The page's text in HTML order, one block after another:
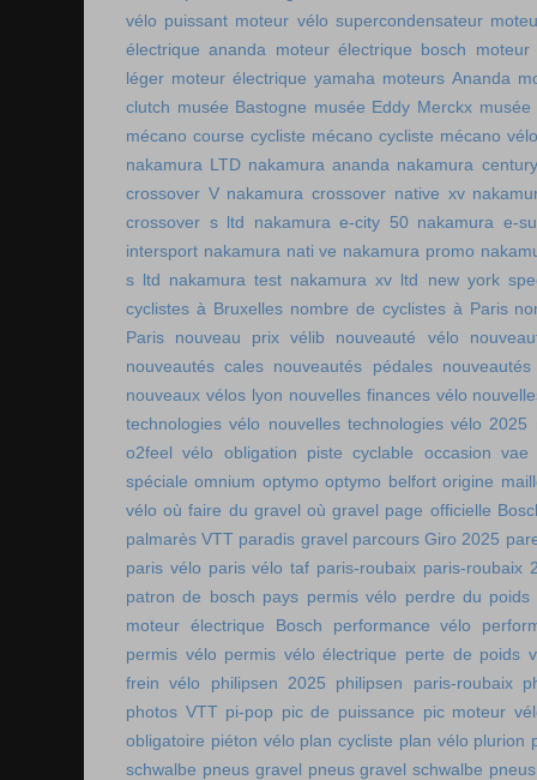
vélo puissant moteur vélo supercondensateur
électrique ananda
moteur électrique bosch
moteur
léger moteur électrique yamaha moteurs Ananda
clutch musée Bastogne musée Eddy Merckx
mécano course cycliste mécano cycliste mécano vélo
nakamura LTD nakamura ananda nakamura
crossover V nakamura crossover native xv
crossover s ltd
nakamura e-city 50 nakamura e-
intersport nakamura nati ve nakamura promo
s ltd nakamura test nakamura xv ltd
new york
cyclistes à Bruxelles nombre de cyclistes à Paris
Paris
nouveau prix vélib nouveauté vélo
nouveautés cales nouveautés pédales
nouveaux vélos lyon nouvelles finances vélo
technologies vélo nouvelles technologies vélo 2025
o2feel vélo
obligation piste cyclable
occasion vae
spéciale omnium optymo optymo belfort origine
vélo où faire du gravel où gravel page officielle
palmarès VTT paradis gravel parcours Giro 2025
paris vélo paris vélo taf paris-roubaix paris-roubaix
patron de bosch pays permis vélo perdre du poids
moteur électrique Bosch
performance vélo
permis vélo permis vélo électrique perte de poids
frein vélo
philipsen 2025 philipsen paris-roubaix
photos VTT pi-pop pic de puissance pic moteur
obligatoire piéton vélo plan cycliste plan vélo plurion
schwalbe pneus gravel pneus gravel schwalbe